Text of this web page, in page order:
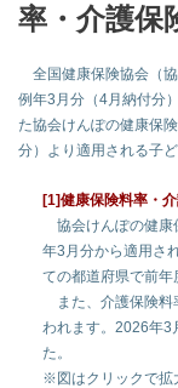
無
率・介護保
全国健康保険協会（協
例年3月分（4月納付分
た協会けんぽの健康保
分）より適用される子
[1]健康保険料率・
協会けんぽの健康
年3月分から適用さ
ての都道府県で前年
また、介護保険料
われます。2026年3
た。
※図はクリックで拡